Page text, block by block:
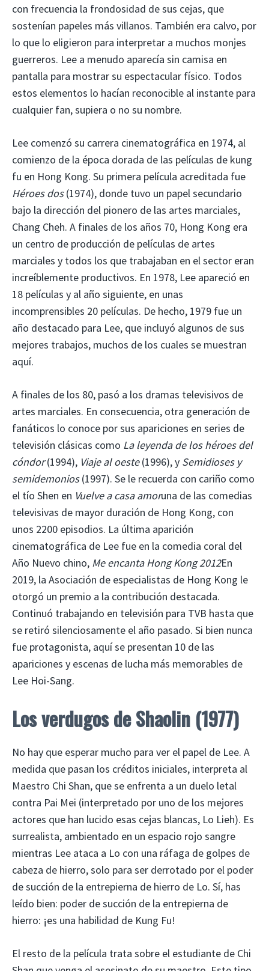
con frecuencia la frondosidad de sus cejas, que
sostenían papeles más villanos. También era calvo, por
lo que lo eligieron para interpretar a muchos monjes
guerreros. Lee a menudo aparecía sin camisa en
pantalla para mostrar su espectacular físico. Todos
estos elementos lo hacían reconocible al instante para
cualquier fan, supiera o no su nombre.
Lee comenzó su carrera cinematográfica en 1974, al
comienzo de la época dorada de las películas de kung
fu en Hong Kong. Su primera película acreditada fue
Héroes dos(1974), donde tuvo un papel secundario
bajo la dirección del pionero de las artes marciales,
Chang Cheh. A finales de los años 70, Hong Kong era
un centro de producción de películas de artes
marciales y todos los que trabajaban en el sector eran
increíblemente productivos. En 1978, Lee apareció en
18 películas y al año siguiente, en unas
incomprensibles 20 películas. De hecho, 1979 fue un
año destacado para Lee, que incluyó algunos de sus
mejores trabajos, muchos de los cuales se muestran
aquí.
A finales de los 80, pasó a los dramas televisivos de
artes marciales. En consecuencia, otra generación de
fanáticos lo conoce por sus apariciones en series de
televisión clásicas como La leyenda de los héroes del
cóndor(1994), Viaje al oeste(1996), y Semidioses y
semidemonios(1997). Se le recuerda con cariño como
el tío Shen en Vuelve a casa amoruna de las comedias
televisivas de mayor duración de Hong Kong, con
unos 2200 episodios. La última aparición
cinematográfica de Lee fue en la comedia coral del
Año Nuevo chino, Me encanta Hong Kong 2012En
2019, la Asociación de especialistas de Hong Kong le
otorgó un premio a la contribución destacada.
Continuó trabajando en televisión para TVB hasta que
se retiró silenciosamente el año pasado. Si bien nunca
fue protagonista, aquí se presentan 10 de las
apariciones y escenas de lucha más memorables de
Lee Hoi-Sang.
Los verdugos de Shaolin (1977)
No hay que esperar mucho para ver el papel de Lee. A
medida que pasan los créditos iniciales, interpreta al
Maestro Chi Shan, que se enfrenta a un duelo letal
contra Pai Mei (interpretado por uno de los mejores
actores que han lucido esas cejas blancas, Lo Lieh). Es
surrealista, ambientado en un espacio rojo sangre
mientras Lee ataca a Lo con una ráfaga de golpes de
cabeza de hierro, solo para ser derrotado por el poder
de succión de la entrepierna de hierro de Lo. Sí, has
leído bien: poder de succión de la entrepierna de
hierro: ¡es una habilidad de Kung Fu!
El resto de la película trata sobre el estudiante de Chi